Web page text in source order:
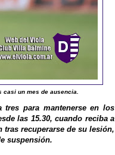
un mes de ausencia.
para mantenerse en los
las 15.30, cuando reciba a
recuperarse de su lesión,
suspensión.